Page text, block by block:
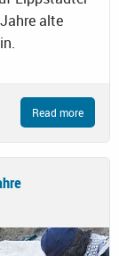
alte
Read more